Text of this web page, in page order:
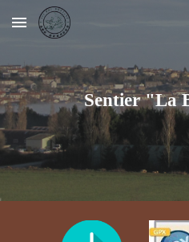
Skip to main content
Sentier "La